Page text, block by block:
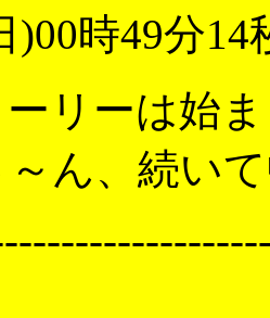
)00時49分14
リーは始
ん、続い